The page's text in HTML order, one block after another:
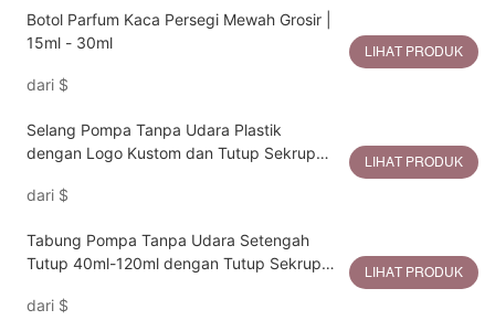
Botol Parfum Kaca Persegi Mewah Grosir |
15ml - 30ml
dari $
LIHAT PRODUK
Selang Pompa Tanpa Udara Plastik
dengan Logo Kustom dan Tutup Sekrup
Mengkilap
dari $
LIHAT PRODUK
Tabung Pompa Tanpa Udara Setengah
Tutup 40ml-120ml dengan Tutup Sekrup
dari $
LIHAT PRODUK